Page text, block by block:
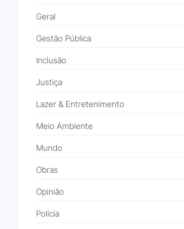
Geral
Gestão Pública
Inclusão
Justiça
Lazer & Entretenimento
Meio Ambiente
Mundo
Obras
Opinião
Polícia